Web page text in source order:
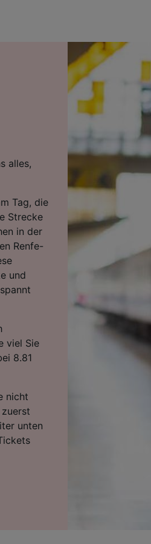
alles,
Tag, die
Strecke
in der
Renfe-
und
viel Sie
8.81
nicht
unten